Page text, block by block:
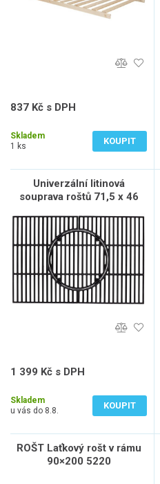
837 Kč s DPH
Skladem
1 ks
KOUPIT
Univerzální litinová
souprava roštů 71,5 x 46
1 399 Kč s DPH
Skladem
u vás do 8.8.
KOUPIT
ROŠT Laťkový rošt v rámu
90×200 5220